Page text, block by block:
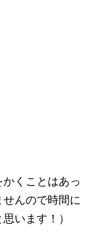
くことはあっ
んので時間に
います！）